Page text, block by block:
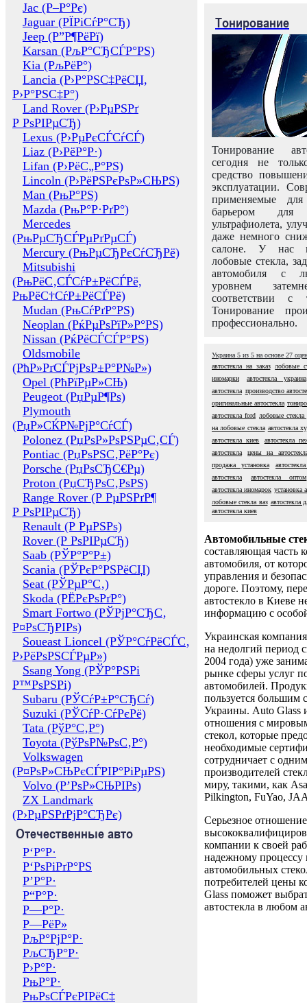
Jac (Р–Р°Рє)
Jaguar (РЇРіСѓР°СЂ)
Jeep (Р”Р¶РёРї)
Karsan (РљР°СЂСЃР°РЅ)
Kia (РљРёР°)
Lancia (Р›Р°РЅС‡РёСЏ,
Р›Р°РЅС‡Р°)
Land Rover (Р›РµРЅРґ
Р РѕРІРµСЂ)
Lexus (Р›РµРєСЃСѓСЃ)
Liaz (Р›РёР°Р·)
Lifan (Р›РёС„Р°РЅ)
Lincoln (Р›РёРЅРєРѕР»СЊРЅ)
Man (РњР°РЅ)
Mazda (РњР°Р·РґР°)
Mercedes
(РњРµСЂСЃРµРґРµСЃ)
Mercury (РњРµСЂРєСѓСЂРё)
Mitsubishi
(РњРёС‚СЃСѓР±РёСЃРё,
РњРёС†СѓР±РёСЃРё)
Mudan (РњСѓРґР°РЅ)
Neoplan (РќРµРѕРїР»Р°РЅ)
Nissan (РќРёСЃСЃР°РЅ)
Oldsmobile
(РћР»РґСЃРјРѕР±Р°Р№Р»)
Opel (РћРїРµР»СЊ)
Peugeot (РџРµР¶Рѕ)
Plymouth
(РџР»СЌР№РјР°СѓСЃ)
Polonez (РџРѕР»РѕРЅРµС‚СЃ)
Pontiac (РџРѕРЅС‚РёР°Рє)
Porsche (РџРѕСЂС€Рµ)
Proton (РџСЂРѕС‚РѕРЅ)
Range Rover (Р РµРЅРґР¶
Р РѕРІРµСЂ)
Renault (Р РµРЅРѕ)
Rover (Р РѕРІРµСЂ)
Saab (РЎР°Р°Р±)
Scania (РЎРєР°РЅРёСЏ)
Seat (РЎРµР°С‚)
Skoda (РЁРєРѕРґР°)
Smart Fortwo (РЎРјР°СЂС‚
Р¤РѕСЂРІРѕ)
Soueast Lioncel (РЎР°СѓРёСЃС‚
Р›РёРѕРЅСЃРµР»)
Ssang Yong (РЎР°РЅРі
Р™РѕРЅРі)
Subaru (РЎСѓР±Р°СЂСѓ)
Suzuki (РЎСѓР·СѓРєРё)
Tata (РўР°С‚Р°)
Toyota (РўРѕР№РѕС‚Р°)
Volkswagen
(Р¤РѕР»СЊРєСЃРІР°РіРµРЅ)
Volvo (Р’РѕР»СЊРІРѕ)
ZX Landmark
(Р›РµРЅРґРјР°СЂРє)
Отечественные авто
Р‘Р°Р·
Р‘РѕРіРґР°РЅ
Р’Р°Р·
Р“Р°Р·
Р—Р°Р·
Р—РёР»
РљР°РјР°Р·
РљСЂР°Р·
Р›Р°Р·
РњР°Р·
РњРѕСЃРєРІРёС‡
Тонирование
Тонирование
сегодня не
средство
эксплуатации.
применяемые
барьером для
ультрафиолета,
даже немного
салоне. У нас
лобовые стекла,
автомобиля с
уровнем
соответствии с
Тонирование
профессионально.
Украина 5 из 5 на основе 27
автостекла на заказ
лобовые
иномарки
автостекла украина
автостекла производство
оригинальные автостекла
автостекла ford лобовые
на лобовые стекла автостекла
автостекла киев
автостекла
автостекла
цены на
продажа установка
автостекла
автостекла оптом
автостекла иномарок установка
лобовые стекла ваз автостекла
автостекла киев
Автомобильные
составляющая часть
автомобиля, от
управления и
дороге. Поэтому,
автостекло в Киеве
информацию с
Украинская
на недолгий период
2004 года) уже
рынке сферы услуг
автомобилей.
пользуется большим
Украины. Auto Glass
отношения с
стекол, которые
необходимые
сотрудничает с
производителей
миру, такими, как
Pilkington, FuYao,
Серьезное отношение
компании к своей
надежному процессу
автомобильных
потребителей цены
Glass поможет
автостекла в любом